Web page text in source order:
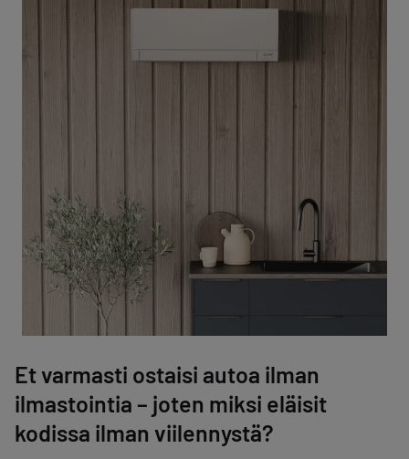
Et varmasti ostaisi autoa ilman
ilmastointia – joten miksi eläisit
kodissa ilman viilennystä?